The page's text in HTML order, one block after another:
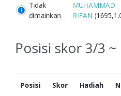
Tidak
dimainkan
MUHAMMAD
RIFAN
Posisi skor 3/3 ~
Posisi Skor Hadiah